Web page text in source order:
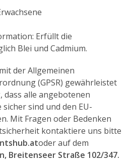
Erfüllt die
Blei und Cadmium.
der Allgemeinen
(GPSR) gewährleistet
, dass alle angebotenen
sind und den EU-
Mit Fragen oder Bedenken
kontaktiere uns bitte
oder auf dem
Breitenseer Straße 102/347.